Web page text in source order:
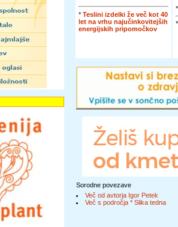
* Teslini izdelki že več kot 40
let na vrhu najučinkovitejših
energijskih pripomočkov
Sorodne povezave
Več od avtorja Igor Petek
Več s področja * Slika tedna